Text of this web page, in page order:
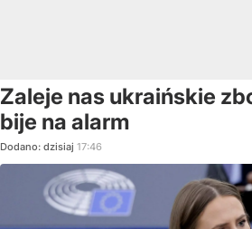
Zaleje nas ukraińskie
bije na alarm
Dodano: dzisiaj 17:46